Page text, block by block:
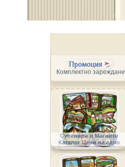
Промоция
Комплектно зареждане
Сувенири и Магнити
Каталог Цени на едро